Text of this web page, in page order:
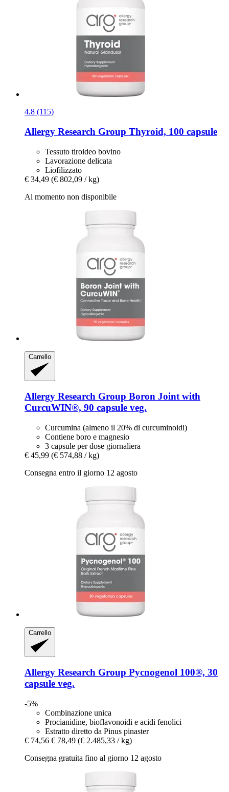
4.8 (115)
Allergy Research Group Thyroid, 100 capsule
Tessuto tiroideo bovino
Lavorazione delicata
Liofilizzato
€ 34,49 (€ 802,09 / kg)
Al momento non disponibile
Carrello
Allergy Research Group Boron Joint with
CurcuWIN®, 90 capsule veg.
Curcumina (almeno il 20% di curcuminoidi)
Contiene boro e magnesio
3 capsule per dose giornaliera
€ 45,99 (€ 574,88 / kg)
Consegna entro il giorno 12 agosto
Carrello
Allergy Research Group Pycnogenol 100®, 30
capsule veg.
-5%
Combinazione unica
Procianidine, bioflavonoidi e acidi fenolici
Estratto diretto da Pinus pinaster
€ 74,56 € 78,49 (€ 2.485,33 / kg)
Consegna gratuita fino al giorno 12 agosto